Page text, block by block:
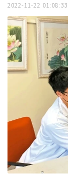
2022-11-22 01:08:33